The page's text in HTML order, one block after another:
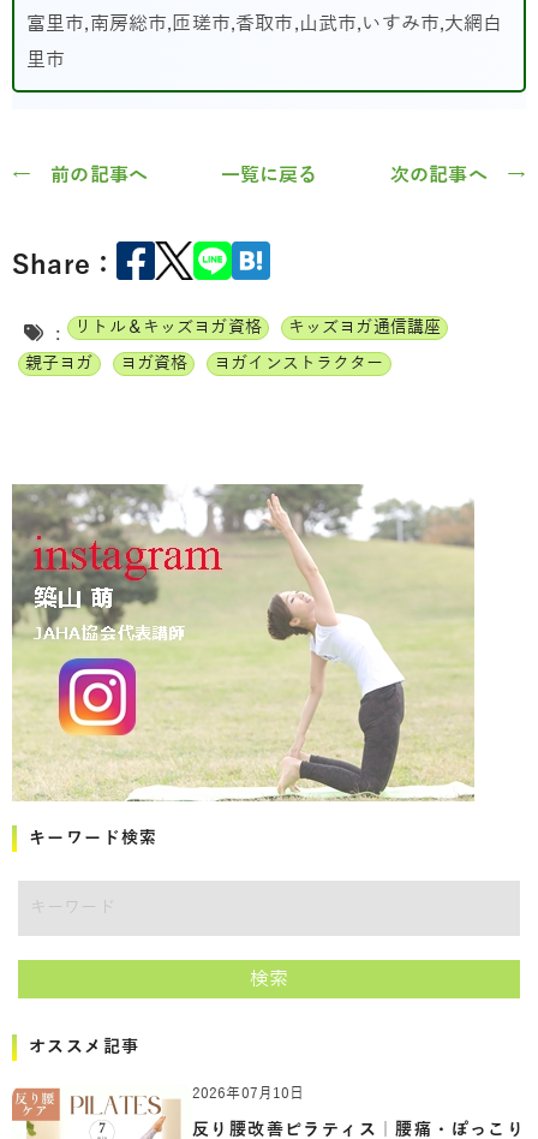
富里市,南房総市,匝瑳市,香取市,山武市,いすみ市,大網白
里市
← 前の記事へ 一覧に戻る 次の記事へ →
Share：
: リトル＆キッズヨガ資格
キッズヨガ通信講座
親子ヨガ
ヨガ資格 ヨガインストラクター
キーワード検索
検索
オススメ記事
2026年07月10日
反り腰改善ピラティス｜腰痛・ぽっこり